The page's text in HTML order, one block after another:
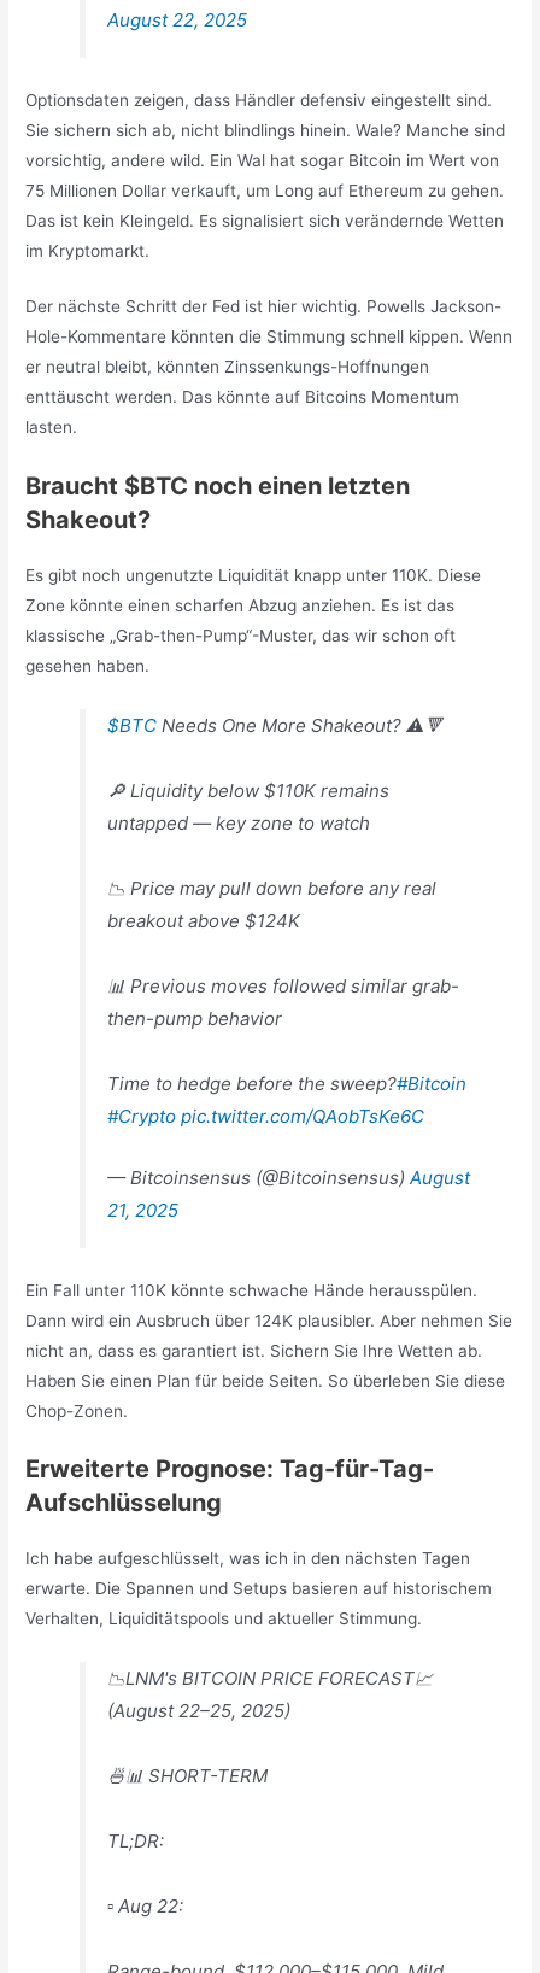
August 22, 2025
Optionsdaten zeigen, dass Händler defensiv eingestellt sind.
Sie sichern sich ab, nicht blindlings hinein. Wale? Manche sind
vorsichtig, andere wild. Ein Wal hat sogar Bitcoin im Wert von
75 Millionen Dollar verkauft, um Long auf Ethereum zu gehen.
Das ist kein Kleingeld. Es signalisiert sich verändernde Wetten
im Kryptomarkt.
Der nächste Schritt der Fed ist hier wichtig. Powells Jackson-
Hole-Kommentare könnten die Stimmung schnell kippen. Wenn
er neutral bleibt, könnten Zinssenkungs-Hoffnungen
enttäuscht werden. Das könnte auf Bitcoins Momentum
lasten.
Braucht $BTC noch einen letzten
Shakeout?
Es gibt noch ungenutzte Liquidität knapp unter 110K. Diese
Zone könnte einen scharfen Abzug anziehen. Es ist das
klassische „Grab-then-Pump“-Muster, das wir schon oft
gesehen haben.
$BTC Needs One More Shakeout? ⚠️🔻
🔎 Liquidity below $110K remains
untapped — key zone to watch
📉 Price may pull down before any real
breakout above $124K
📊 Previous moves followed similar grab-
then-pump behavior
Time to hedge before the sweep?#Bitcoin
#Crypto pic.twitter.com/QAobTsKe6C
— Bitcoinsensus (@Bitcoinsensus)August
21, 2025
Ein Fall unter 110K könnte schwache Hände herausspülen.
Dann wird ein Ausbruch über 124K plausibler. Aber nehmen Sie
nicht an, dass es garantiert ist. Sichern Sie Ihre Wetten ab.
Haben Sie einen Plan für beide Seiten. So überleben Sie diese
Chop-Zonen.
Erweiterte Prognose: Tag-für-Tag-
Aufschlüsselung
Ich habe aufgeschlüsselt, was ich in den nächsten Tagen
erwarte. Die Spannen und Setups basieren auf historischem
Verhalten, Liquiditätspools und aktueller Stimmung.
📉LNM's BITCOIN PRICE FORECAST📈
(August 22–25, 2025)
🍜📊 SHORT-TERM
TL;DR:
▫️ Aug 22: